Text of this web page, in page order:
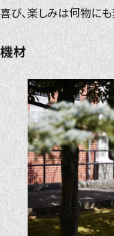
喜び、楽しみは何物に
機材